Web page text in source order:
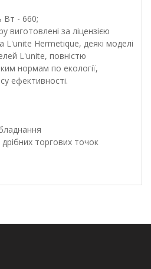
Вт - 660;
виготовлені за ліцензією
L'unite Hermetique, деякі моделі
L'unite, повністю
нормам по екології,
ефективності.
торгових точок